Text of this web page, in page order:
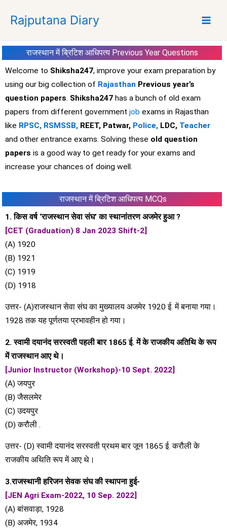
p
Rajputana Diary
राजस्थान में ब्रिटिश आधिपत्य Previous Year Questions
Welcome to Shiksha247, improve your exam preparation by
using our big collection of Rajasthan Previous year’s
question papers. Shiksha247 has a bunch of old exam
papers from different government job exams in Rajasthan
like RPSC, RSMSSB, REET, Patwar, Police, LDC, Teacher
and other entrance exams. Solving these old question
papers is a good way to get ready for your exams and
increase your chances of doing well.
राजस्थान में ब्रिटिश आधिपत्य MCQs
1. किस वर्ष ‘राजस्थान सेवा संघ’ का स्थानांतरण अजमेर हुआ ?
[CET (Graduation) 8 Jan 2023 Shift-2]
(A) 1920
(B) 1921
(C) 1919
(D) 1918
उत्तर- (A)राजस्थान सेवा संघ का मुख्यालय अजमेर 1920 ई. में बनाया गया।
1928 तक यह पूर्णतया प्रभावहीन हो गया।
2. स्वामी दयानंद सरस्वती पहली बार 1865 ई. में के राजकीय अतिथि के रूप
में राजस्थान आए थे।
[Junior Instructor (Workshop)-10 Sept. 2022]
(A) जयपुर
(B) जैसलमेर
(C) उदयपुर
(D) करौली .
उत्तर- (D) स्वामी दयानंद सरस्वती प्रथम बार जून 1865 ई. करौली के
राजकीय अथिति रूप में आए थे।
3.राजस्थानी हरिजन सेवक संघ की स्थापना हुई-
[JEN Agri Exam-2022, 10 Sep. 2022]
(A) बांसवाड़ा, 1928
(B) अजमेर, 1934